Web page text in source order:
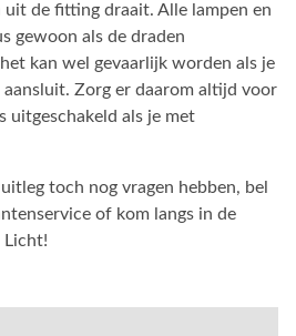
de fitting draait. Alle lampen en
gewoon als de draden
kan wel gevaarlijk worden als je
aansluit. Zorg er daarom altijd voor
uitgeschakeld als je met
toch nog vragen hebben, bel
of kom langs in de
Licht!